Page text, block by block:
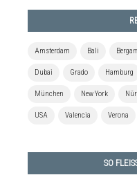
Amsterdam Bali
Dubai Grado Hamburg
München New York
USA Valencia Verona
SO